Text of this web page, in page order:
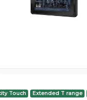
Touch Extended T range